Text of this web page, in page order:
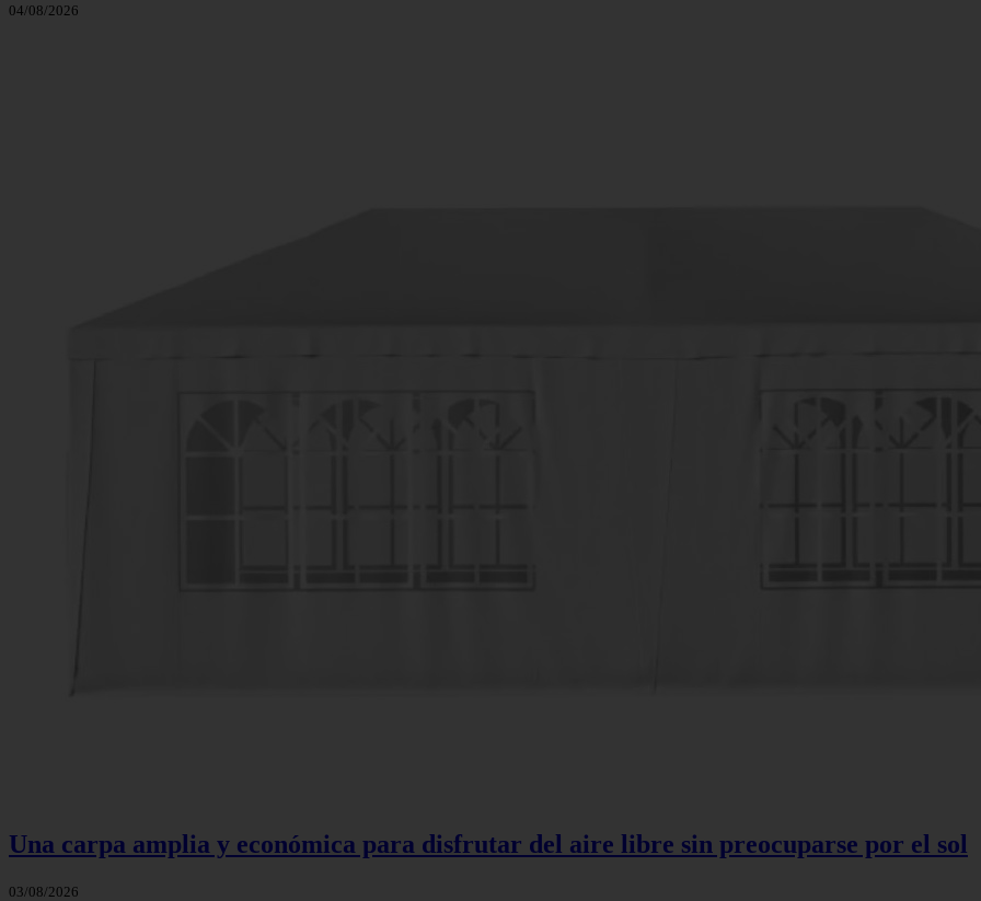
04/08/2026
Una carpa amplia y económica para disfrutar del aire libre sin preocuparse por el sol
03/08/2026